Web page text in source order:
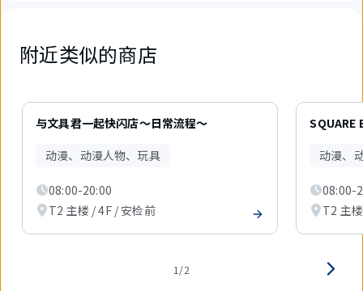
附近类似的商店
与文具君一起快闪店～日常流程～
动漫、动漫人物、玩具
08:00-20:00
T2 主楼 / 4F / 安检前
SQUARE
动漫、
08:00-
T2 主
1/2